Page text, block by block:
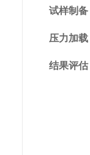
试样制备
压力加载
结果评估